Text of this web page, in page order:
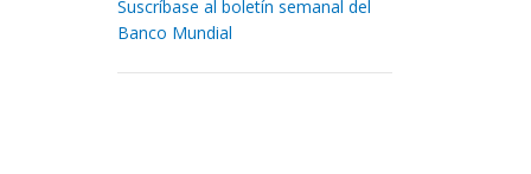
Suscríbase al boletín semanal del
Banco Mundial